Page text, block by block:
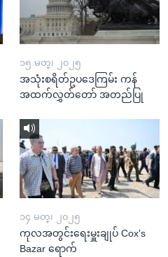
၁၅ မတ္၊ ၂၀၂၅
အသုံးစရိတ်ဥပဒေကြမ်း ကန်
အထက်လွှတ်တော် အတည်ပြု
၁၄ မတ္၊ ၂၀၂၅
ကုလအတွင်းရေးမှူးချုပ် Cox's
Bazar ရောက်